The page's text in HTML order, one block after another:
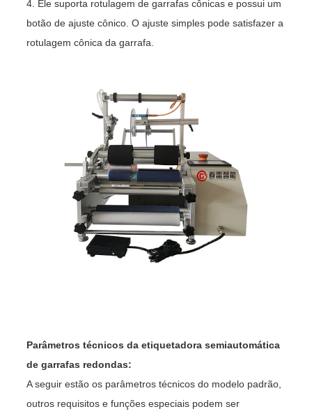
4. Ele suporta rotulagem de garrafas cônicas e possui um
botão de ajuste cônico. O ajuste simples pode satisfazer a
rotulagem cônica da garrafa.
Parâmetros técnicos da etiquetadora semiautomática
de garrafas redondas:
A seguir estão os parâmetros técnicos do modelo padrão,
outros requisitos e funções especiais podem ser